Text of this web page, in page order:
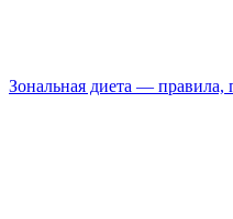
Зональная диета —